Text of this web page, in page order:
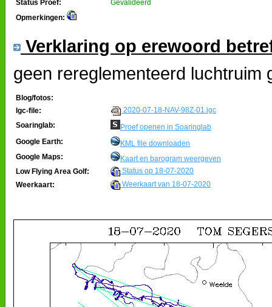
Status Proef:
Gevalideerd
Opmerkingen:
Verklaring op erewoord
geen rereglementeerd luchtruim
Blog/fotos:
Igc-file:
2020-07-18-NAV-98Z-01.igc
Soaringlab:
Proef openen in Soaringlab
Google Earth:
KML file downloaden
Google Maps:
Kaart en barogram weergeven
Low Flying Area Golf:
Status op 18-07-2020
Weerkaart:
Weerkaart van 18-07-2020